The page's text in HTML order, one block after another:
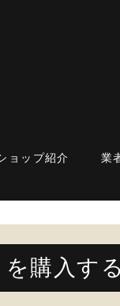
ョップ紹介 業
購入す